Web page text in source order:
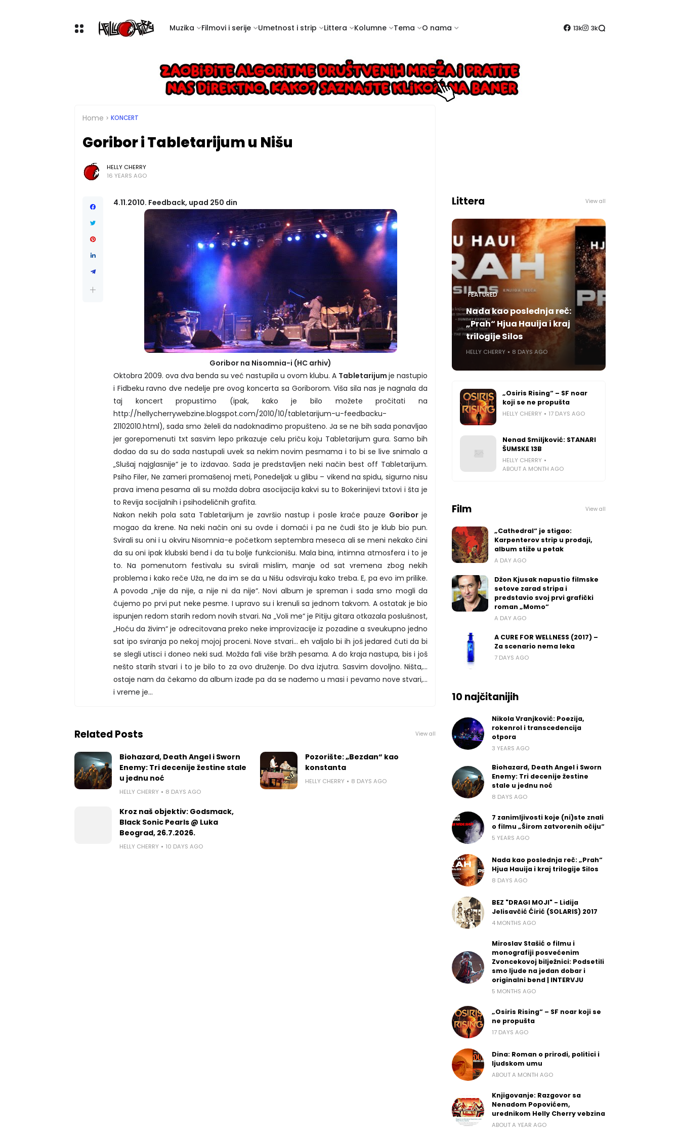
Muzika Filmovi i serije Umetnost i strip Littera Kolumne Tema O nama 13k 3k
Home KONCERT
Goribor i Tabletarijum u Nišu
HELLY CHERRY
16 YEARS AGO
4.11.2010. Feedback, upad 250 din
Goribor na Nisomnia-i (HC arhiv)
Oktobra 2009. ova dva benda su već nastupila u ovom klubu. A Tabletarijum je nastupio
i Fidbeku ravno dve nedelje pre ovog koncerta sa Goriborom. Viša sila nas je nagnala da
taj koncert propustimo (ipak, kako je bilo možete pročitati na
http://hellycherrywebzine.blogspot.com/2010/10/tabletarijum-u-feedbacku-
21102010.html), sada smo želeli da nadoknadimo propušteno. Ja se ne bih sada ponavljao
jer gorepomenuti txt sasvim lepo prikazuje celu priču koju Tabletarijum gura. Samo bih
dodao da su do sada nastupali uvek sa nekim novim pesmama i to bi se live snimalo a
„Slušaj najglasnije“ je to izdavao. Sada je predstavljen neki način best off Tabletarijum.
Psiho Filer, Ne zameri promašenoj meti, Ponedeljak u glibu – vikend na spidu, sigurno nisu
prava imena pesama ali su možda dobra asocijacija kakvi su to Bokerinijevi txtovi i šta je
to Revija socijalnih i psihodeličnih grafita.
Nakon nekih pola sata Tabletarijum je završio nastup i posle kraće pauze Goribor je
mogao da krene. Na neki način oni su ovde i domaći i pa ne čudi što je klub bio pun.
Svirali su oni i u okviru Nisomnia-e početkom septembra meseca ali se meni nekako čini
da su oni ipak klubski bend i da tu bolje funkcionišu. Mala bina, intimna atmosfera i to je
to. Na pomenutom festivalu su svirali mislim, manje od sat vremena zbog nekih
problema i kako reče Uža, ne da im se da u Nišu odsviraju kako treba. E, pa evo im prilike.
A povoda „nije da nije, a nije ni da nije“. Novi album je spreman i sada smo mogli da
čujemo po prvi put neke pesme. I upravo su i krenuli sa jednom takvom. A ostatak je bio
ispunjen redom starih redom novih stvari. Na „Voli me“ je Pitiju gitara otkazala poslušnost,
„Hoću da živim“ je odrecitovana preko neke improvizacije iz pozadine a sveukupno jedno
sat ipo sviranja po nekoj mojoj proceni. Nove stvari... eh valjalo bi ih još jedared čuti da bi
se slegli utisci i doneo neki sud. Možda fali više bržih pesama. A do kraja nastupa, bis i još
nešto starih stvari i to je bilo to za ovo druženje. Do dva izjutra. Sasvim dovoljno. Ništa,...
ostaje nam da čekamo da album izađe pa da se nađemo u masi i pevamo nove stvari,...
i vreme je...
Related Posts View all
Biohazard, Death Angel i Sworn
Enemy: Tri decenije žestine stale
u jednu noć
HELLY CHERRY 8 DAYS AGO
Pozorište: „Bezdan“ kao
konstanta
HELLY CHERRY 8 DAYS AGO
Kroz naš objektiv: Godsmack,
Black Sonic Pearls @ Luka
Beograd, 26.7.2026.
HELLY CHERRY 10 DAYS AGO
Littera View all
FEATURED
Nada kao poslednja reč:
„Prah“ Hjua Hauija i kraj
trilogije Silos
HELLY CHERRY 8 DAYS AGO
„Osiris Rising“ – SF noar
koji se ne propušta
HELLY CHERRY 17 DAYS AGO
Nenad Smiljković: STANARI
ŠUMSKE 13B
HELLY CHERRY
ABOUT A MONTH AGO
Film View all
„Cathedral“ je stigao:
Karpenterov strip u prodaji,
album stiže u petak
A DAY AGO
Džon Kjusak napustio filmske
setove zarad stripa i
predstavio svoj prvi grafički
roman „Momo“
A DAY AGO
A CURE FOR WELLNESS (2017) –
Za scenario nema leka
7 DAYS AGO
10 najčitanijih
Nikola Vranjković: Poezija,
rokenrol i transcedencija
otpora
3 YEARS AGO
Biohazard, Death Angel i Sworn
Enemy: Tri decenije žestine
stale u jednu noć
8 DAYS AGO
7 zanimljivosti koje (ni)ste znali
o filmu „Širom zatvorenih očiju“
5 YEARS AGO
Nada kao poslednja reč: „Prah“
Hjua Hauija i kraj trilogije Silos
8 DAYS AGO
BEZ "DRAGI MOJI" - Lidija
Jelisavčić Ćirić (SOLARIS) 2017
4 MONTHS AGO
Miroslav Stašić o filmu i
monografiji posvećenim
Zvoncekovoj bilježnici: Podsetili
smo ljude na jedan dobar i
originalni bend | INTERVJU
5 MONTHS AGO
„Osiris Rising“ – SF noar koji se
ne propušta
17 DAYS AGO
Dina: Roman o prirodi, politici i
ljudskom umu
ABOUT A MONTH AGO
Knjigovanje: Razgovor sa
Nenadom Popovićem,
urednikom Helly Cherry vebzina
ABOUT A YEAR AGO